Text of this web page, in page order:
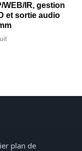
WEB/IR, gestion
et sortie audio
plan de